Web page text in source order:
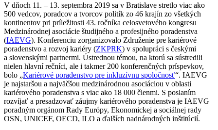
V dňoch 11. – 13. septembra 2019 sa v Bratislave stretlo viac ako
500 vedcov, poradcov a tvorcov politík zo 46 krajín zo všetkých
kontinentov pri príležitosti 43. ročníka celosvetového kongresu
Medzinárodnej asociácie študijného a profesijného poradenstva
(IAEVG). Konferenciu zorganizovalo Združenie pre kariérové
poradenstvo a rozvoj kariéry (ZKPRK) v spolupráci s českými
a slovenskými partnermi. Ústrednou témou, na ktorú sa sústredili
nielen hlavní rečníci, ale i takmer 200 konferenčných príspevkov,
bolo „Kariérové poradenstvo pre inkluzívnu spoločnosť“. IAEVG
je najstaršou a najväčšou medzinárodnou asociáciou v oblasti
kariérového poradenstva s viac ako 18 000 členmi. S poslaním
rozvíjať a presadzovať záujmy kariérového poradenstva je IAEVG
poradným orgánom Rady Európy, Ekonomickej a sociálnej rady
OSN, UNICEF, OECD, ILO a ďalších nadnárodných inštitúcií.